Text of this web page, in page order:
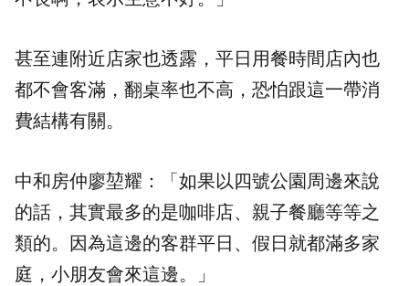
甚至連附近店家也透露，平日用餐時間店內也
都不會客滿，翻桌率也不高，恐怕跟這一帶消
費結構有關。
中和房仲廖堃耀：「如果以四號公園周邊來說
的話，其實最多的是咖啡店、親子餐廳等等之
類的。因為這邊的客群平日、假日就都滿多家
庭，小朋友會來這邊。」